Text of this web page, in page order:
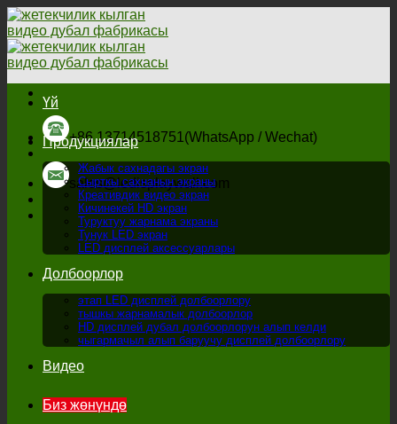
Мазмунга
өтүү
+86 13714518751(WhatsApp / Wechat)
sales@ledisplaywall.com
Үй
Продукциялар
Жабык сахнадагы экран
Сырткы сахнанын экраны
Креативдик видео экран
Кичинекей HD экран
Туруктуу жарнама экраны
Тунук LED экран
LED дисплей аксессуарлары
Долбоорлор
этап LED дисплей долбоорлору
тышкы жарнамалык долбоорлор
HD дисплей дубал долбоорлорун алып келди
чыгармачыл алып баруучу дисплей долбоорлору
Видео
Биз жөнүндө